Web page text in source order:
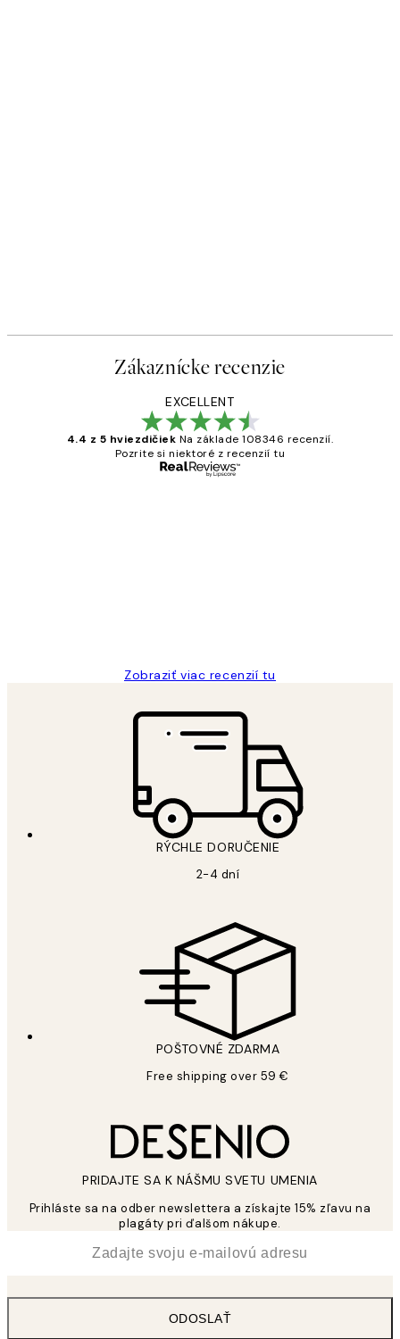
Zákaznícke recenzie
EXCELLENT
4.4 z 5 hviezdičiek Na základe 108346 recenzií.
Pozrite si niektoré z recenzií tu
Zobraziť viac recenzií tu
RÝCHLE DORUČENIE
2-4 dní
POŠTOVNÉ ZDARMA
Free shipping over 59 €
PRIDAJTE SA K NÁŠMU SVETU UMENIA
Prihláste sa na odber newslettera a získajte 15% zľavu na
plagáty pri ďalšom nákupe.
ODOSLAŤ